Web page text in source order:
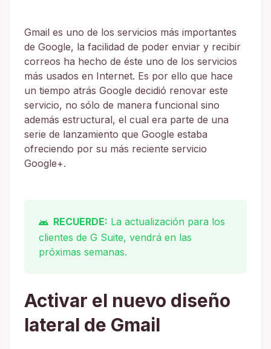
Gmail es uno de los servicios más importantes
de Google, la facilidad de poder enviar y recibir
correos ha hecho de éste uno de los servicios
más usados en Internet. Es por ello que hace
un tiempo atrás Google decidió renovar este
servicio, no sólo de manera funcional sino
además estructural, el cual era parte de una
serie de lanzamiento que Google estaba
ofreciendo por su más reciente servicio
Google+.
RECUERDE: La actualización para los
clientes de G Suite, vendrá en las
próximas semanas.
Activar el nuevo diseño
lateral de Gmail